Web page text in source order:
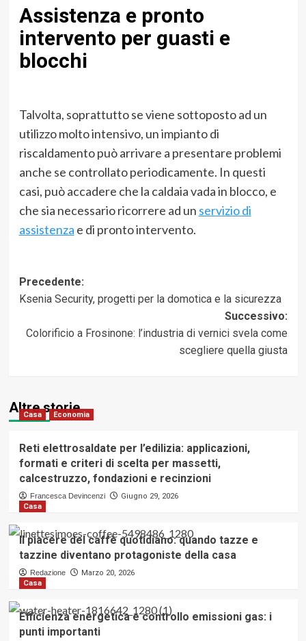
Assistenza e pronto
intervento per guasti e
blocchi
Talvolta, soprattutto se viene sottoposto ad un
utilizzo molto intensivo, un impianto di
riscaldamento può arrivare a presentare problemi
anche se controllato periodicamente. In questi
casi, può accadere che la caldaia vada in blocco, e
che sia necessario ricorrere ad un servizio di
assistenza e di pronto intervento.
Navigazione
articolo
Precedente:
Ksenia Security, progetti per la domotica e la sicurezza
Successivo:
Colorificio a Frosinone: l’industria di vernici svela come
scegliere quella giusta
Altre storie
Casa Economia
Reti elettrosaldate per l’edilizia: applicazioni,
formati e criteri di scelta per massetti,
calcestruzzo, fondazioni e recinzioni
Francesca Devincenzi
Giugno 29, 2026
Casa
Il piacere del caffè quotidiano: quando tazze e
tazzine diventano protagoniste della casa
Redazione
Marzo 20, 2026
Casa
Efficienza energetica e controllo emissioni gas: i
punti importanti